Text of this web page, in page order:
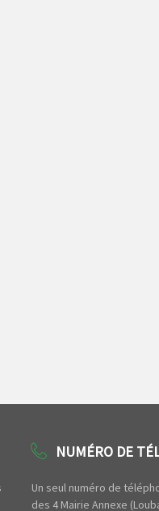
NUMÉRO DE
Un seul numéro de
des 4 Mairie Annexe